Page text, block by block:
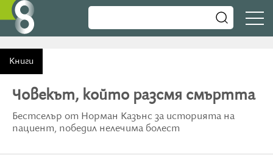
Книги
Човекът, който разсмя смъртта
Бестселър от Норман Казънс за историята на
пациент, победил нелечима болест